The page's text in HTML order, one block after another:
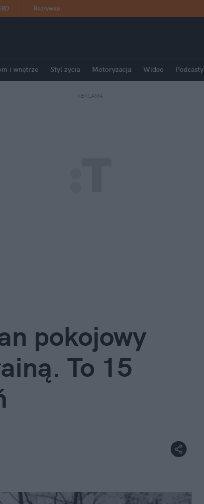
Rozrywka
i wnętrze Styl życia Motoryzacja Wideo Podcasty
REKLAMA
pokojowy
To 15